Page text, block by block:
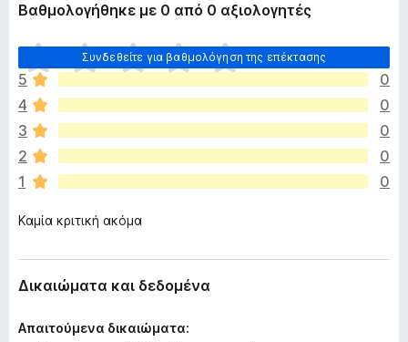
Βαθμολογήθηκε με 0 από 0 αξιολογητές
Συνδεθείτε για βαθμολόγηση της επέκτασης
Δ
ε
ν
υ
π
ά
ρ
χ
υ
α
κ
μ
5
0
4
0
3
0
2
0
1
0
Καμία κριτική ακόμα
Δικαιώματα και δεδομένα
Απαιτούμενα δικαιώματα: